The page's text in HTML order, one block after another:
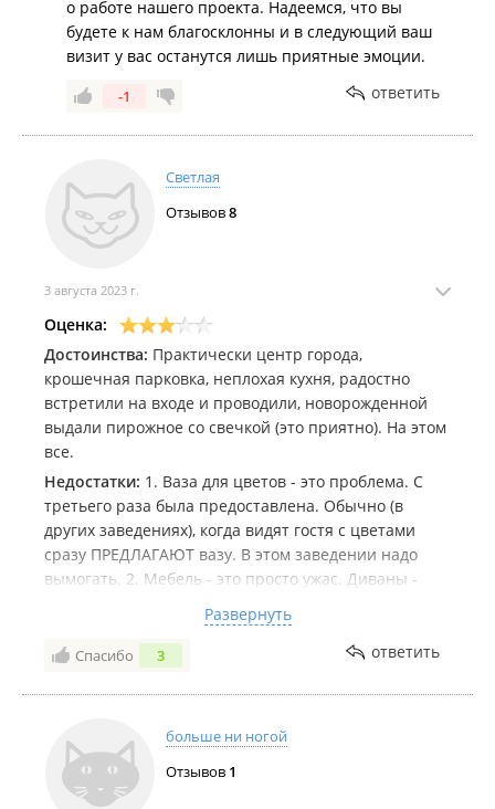
о работе нашего проекта. Надеемся, что вы
будете к нам благосклонны и в следующий ваш
визит у вас останутся лишь приятные эмоции.
-1 ответить
Светлая
Отзывов8
3 августа 2023 г.
Оценка:
Достоинства: Практически центр города,
крошечная парковка, неплохая кухня, радостно
встретили на входе и проводили, новорожденной
выдали пирожное со свечкой (это приятно). На этом
все.
Недостатки: 1. Ваза для цветов - это проблема. С
третьего раза была предоставлена. Обычно (в
других заведениях), когда видят гостя с цветами
сразу ПРЕДЛАГАЮТ вазу. В этом заведении надо
вымогать. 2. Мебель - это просто ужас. Диваны -
решит, когда надо подойти. Нажать кнопку и
приготовиться ждать - для данного заведения норм.
со льдом на соседнем столике, но надо
бокалов. Это странно. Зал практически пустой, но
официант сам решает, когда у него будет время,
чтобы освежить напитки. Общее мнение о
Развернуть
Спасибо 3 ответить
больше ни ногой
Отзывов 1